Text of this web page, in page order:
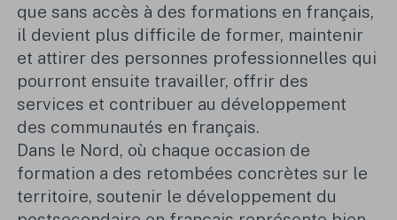
que sans accès à des formations en français,
il devient plus difficile de former, maintenir
et attirer des personnes professionnelles qui
pourront ensuite travailler, offrir des
services et contribuer au développement
des communautés en français.
Dans le Nord, où chaque occasion de
formation a des retombées concrètes sur le
territoire, soutenir le développement du